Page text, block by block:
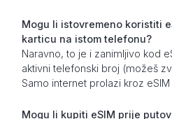
Mogu li istovremeno koristiti
karticu na istom telefonu?
Naravno, to je i zanimljivo kod
aktivni telefonski broj (možeš
Samo internet prolazi kroz
Mogu li kupiti eSIM prije